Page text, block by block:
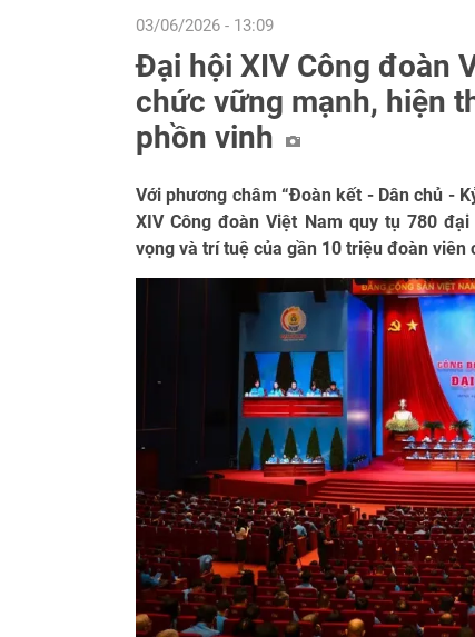
03/06/2026 - 13:09
Đại hội XIV Công đoàn
chức vững mạnh, hiện
phồn vinh
Với phương châm “Đoàn kết - Dân chủ -
XIV Công đoàn Việt Nam quy tụ 780
vọng và trí tuệ của gần 10 triệu đoàn viên